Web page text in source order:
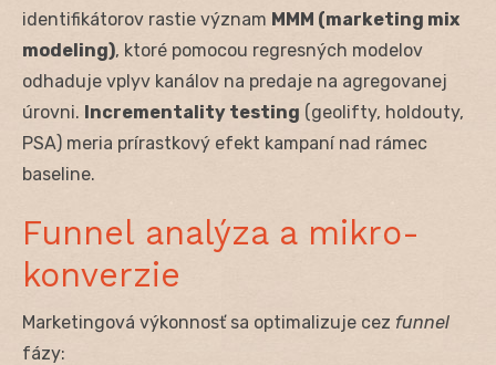
identifikátorov rastie význam MMM (marketing mix
modeling), ktoré pomocou regresných modelov
odhaduje vplyv kanálov na predaje na agregovanej
úrovni. Incrementality testing (geolifty, holdouty,
PSA) meria prírastkový efekt kampaní nad rámec
baseline.
Funnel analýza a mikro-
konverzie
Marketingová výkonnosť sa optimalizuje cez funnel
fázy: